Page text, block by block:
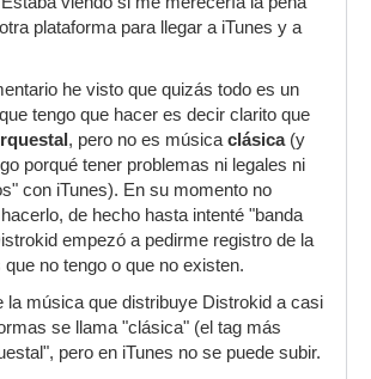
plataforma para llegar a iTunes y a
he visto que quizás todo es un
tengo que hacer es decir clarito que
, pero no es música clásica (y
porqué tener problemas ni legales ni
con iTunes). En su momento no
de hecho hasta intenté "banda
empezó a pedirme registro de la
no tengo o que no existen.
la música que distribuye Distrokid a casi
se llama "clásica" (el tag más
pero en iTunes no se puede subir.